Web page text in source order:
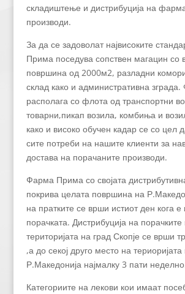
складиштење и дистрибуција на
производи.
За да се задоволат највисоките
Прима поседува сопствен магацин со
површина од 2000м2, разладни
склад како и административна
располага со флота од транспортни
товарни,пикап возила, комбиња и
како и високо обучен кадар се со цел
сите потреби на нашите клиенти за
достава на порачаните производи.
Фарма Прима со својата
покрива целата површина на
на пратките се врши истиот ден кога
порачката. Дистрибуција на порачките
територијата на град Скопје се врши
,а до секој друго место на териоријата
Р.Македонија најмалку 3 пати
Категориите на лекови кои имаат